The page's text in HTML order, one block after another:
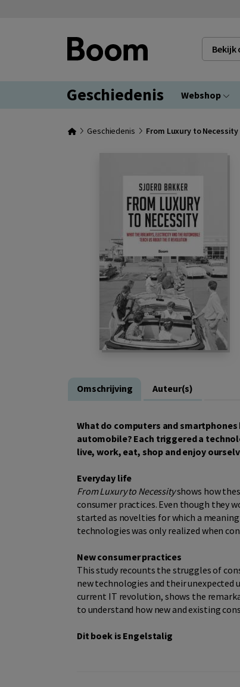
Bekijk
Geschiedenis Webshop
Geschiedenis From Luxury to Necessity
Omschrijving Auteur(s)
What do computers and
automobile? Each triggered a
live, work, eat, shop and enjoy
Everyday life
From Luxury to Necessityshows how
consumer practices. Even though they
started as novelties for which a
technologies was only realized when
New consumer practices
This study recounts the struggles of
new technologies and their unexpected
current IT revolution, shows the
to understand how new and existing
Dit boek is Engelstalig